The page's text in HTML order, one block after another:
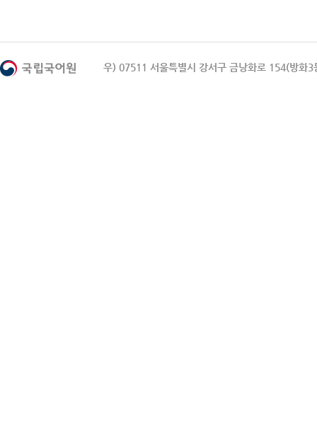
우) 07511 서울특별시 강서구 금낭화로 154(방화3